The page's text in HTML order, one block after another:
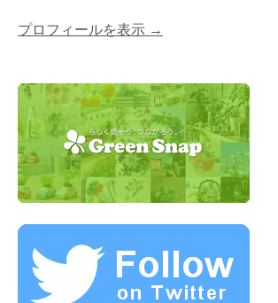
プロフィールを表示 →